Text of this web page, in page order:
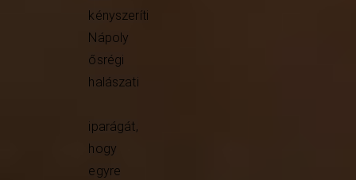
kényszeríti
Nápoly
ősrégi
halászati
iparágát,
hogy
egyre